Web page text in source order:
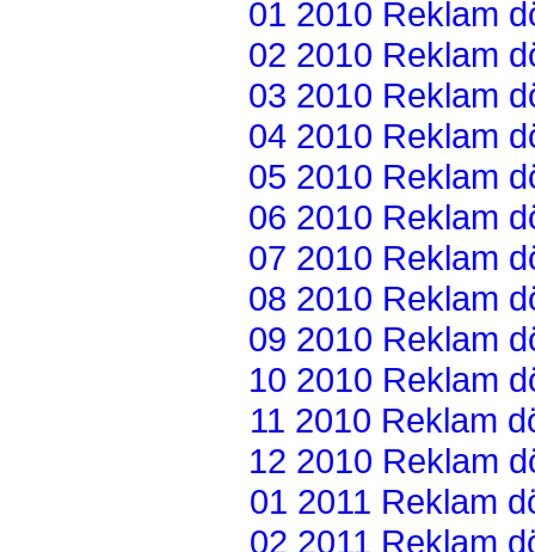
01 2010 Reklam
02 2010 Reklam
03 2010 Reklam
04 2010 Reklam
05 2010 Reklam
06 2010 Reklam
07 2010 Reklam
08 2010 Reklam
09 2010 Reklam
10 2010 Reklam
11 2010 Reklam
12 2010 Reklam
01 2011 Reklam
02 2011 Reklam